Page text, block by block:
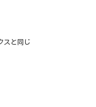
スと同じ